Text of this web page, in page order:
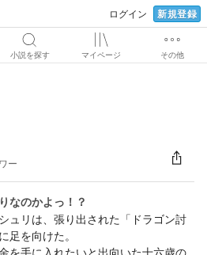
ログイン 新規登録
小説を探す マイページ その他
ー
なのかよっ！？
ュリは、張り出された「ドラゴン討
足を向けた。
を手に入れたいと出向いた十六歳の